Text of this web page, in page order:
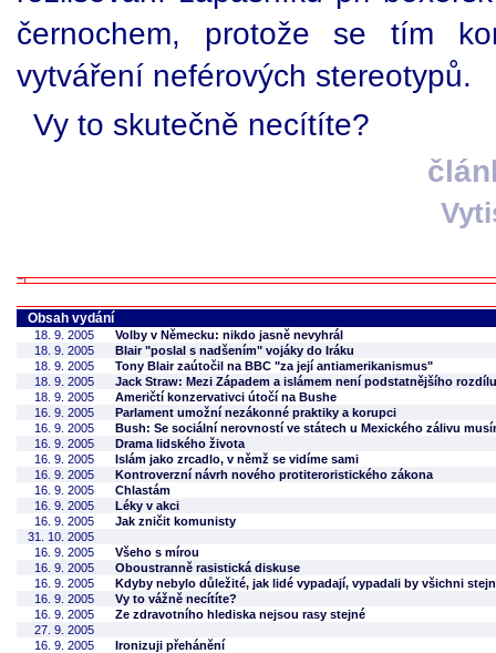
černochem, protože se tím
vytváření neférových stereotypů.
Vy to skutečně necítíte?
Obsah vydání
18. 9. 2005
Volby v Německu: nikdo jasně nevyhrál
18. 9. 2005
Blair "poslal s nadšením" vojáky do Iráku
18. 9. 2005
Tony Blair zaútočil na BBC "za její antiamerikanismus"
18. 9. 2005
Jack Straw: Mezi Západem a islámem není podstatnějšího rozdílu
18. 9. 2005
Američtí konzervativci útočí na Bushe
16. 9. 2005
Parlament umožní nezákonné praktiky a korupci
16. 9. 2005
Bush: Se sociální nerovností ve státech u Mexického zálivu
16. 9. 2005
Drama lidského života
16. 9. 2005
Islám jako zrcadlo, v němž se vidíme sami
16. 9. 2005
Kontroverzní návrh nového protiteroristického zákona
16. 9. 2005
Chlastám
16. 9. 2005
Léky v akci
16. 9. 2005
Jak zničit komunisty
31. 10. 2005
16. 9. 2005
Všeho s mírou
16. 9. 2005
Oboustranně rasistická diskuse
16. 9. 2005
Kdyby nebylo důležité, jak lidé vypadají, vypadali by všichni
16. 9. 2005
Vy to vážně necítíte?
16. 9. 2005
Ze zdravotního hlediska nejsou rasy stejné
27. 9. 2005
16. 9. 2005
Ironizuji přehánění